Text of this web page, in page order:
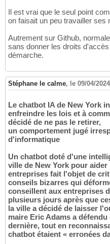
Il est vrai que le seul point
on faisait un peu travailler ses
Autrement sur Github,
sans donner les droits
démarche.
Stéphane le calme, le 09/04/
Le chatbot IA de New York
enfreindre les lois et à
décidé de ne pas le retirer,
un comportement jugé
d'informatique
Un chatbot doté d'une
ville de New York pour
entreprises fait l'objet de
conseils bizarres qui
conseillent aux entreprises
plusieurs jours après que
la ville a décidé de laisser
maire Eric Adams a
dernière, tout en
chatbot étaient « erronées